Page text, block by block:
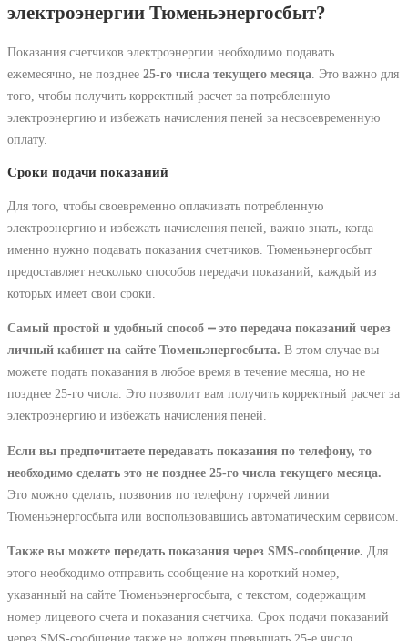
электроэнергии Тюменьэнергосбыт?
Показания счетчиков электроэнергии необходимо подавать
ежемесячно, не позднее 25-го числа текущего месяца. Это важно для
того, чтобы получить корректный расчет за потребленную
электроэнергию и избежать начисления пеней за несвоевременную
оплату.
Сроки подачи показаний
Для того, чтобы своевременно оплачивать потребленную
электроэнергию и избежать начисления пеней, важно знать, когда
именно нужно подавать показания счетчиков. Тюменьэнергосбыт
предоставляет несколько способов передачи показаний, каждый из
которых имеет свои сроки.
Самый простой и удобный способ ⎼ это передача показаний через
личный кабинет на сайте Тюменьэнергосбыта. В этом случае вы
можете подать показания в любое время в течение месяца, но не
позднее 25-го числа. Это позволит вам получить корректный расчет за
электроэнергию и избежать начисления пеней.
Если вы предпочитаете передавать показания по телефону, то
необходимо сделать это не позднее 25-го числа текущего месяца.
Это можно сделать, позвонив по телефону горячей линии
Тюменьэнергосбыта или воспользовавшись автоматическим сервисом.
Также вы можете передать показания через SMS-сообщение. Для
этого необходимо отправить сообщение на короткий номер,
указанный на сайте Тюменьэнергосбыта, с текстом, содержащим
номер лицевого счета и показания счетчика. Срок подачи показаний